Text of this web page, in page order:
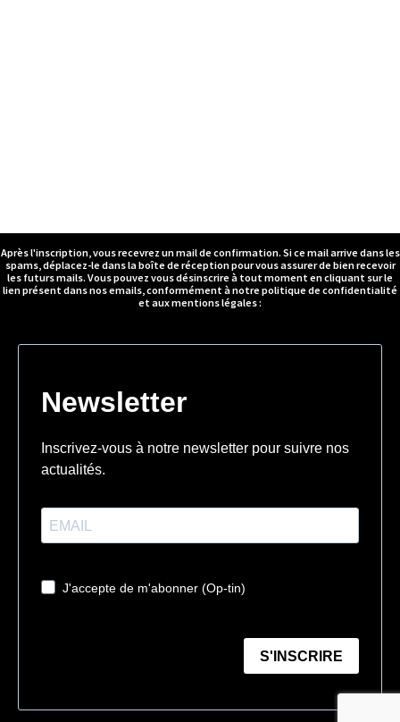
Après l'inscription, vous recevrez un mail de confirmation. Si ce mail arrive dans les
spams, déplacez-le dans la boîte de réception pour vous assurer de bien recevoir
les futurs mails. Vous pouvez vous désinscrire à tout moment en cliquant sur le
lien présent dans nos emails, conformément à notre politique de confidentialité
et aux mentions légales :